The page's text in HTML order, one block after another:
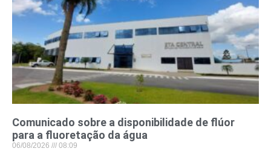
Comunicado sobre a disponibilidade de flúor
para a fluoretação da água
06/08/2026 08:09